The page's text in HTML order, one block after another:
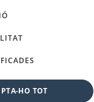
HO TOT